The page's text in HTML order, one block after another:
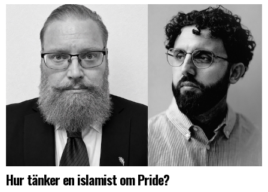
Hur tänker en islamist om Pride?